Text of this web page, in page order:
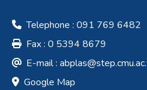
Telephone : 091 769 6482
Fax : 0 5394 8679
E-mail :
Google Map